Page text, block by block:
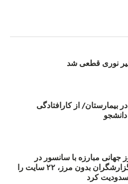
نوری قطعی شد
بیمارستان/ از کارافتادگی
روز جهانی مبارزه با سانسور در
اینترنت: #آزادی هم‌آیند گزارشگران‌ بدون مرز، ۲۲ سایت را
کرد